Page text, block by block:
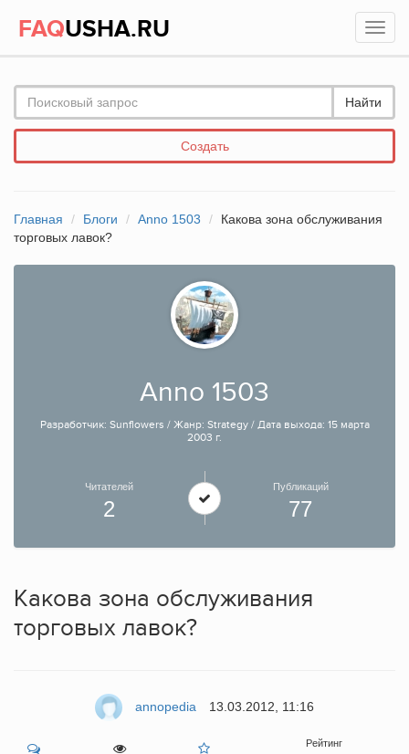
FAQUSHA.RU
Найти
Создать
Главная Блоги Anno 1503
Какова зона обслуживания
торговых лавок?
Anno 1503
Разработчик: Sunflowers / Жанр: Strategy / Дата выхода: 15 марта
2003 г.
Читателей
2
Публикаций
77
Какова зона обслуживания
торговых лавок?
annopedia 13.03.2012, 11:16
Рейтинг